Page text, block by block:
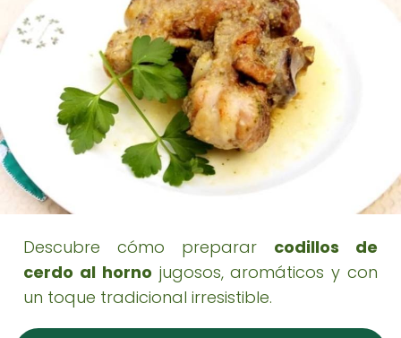
Descubre cómo preparar codillos de
cerdo al horno jugosos, aromáticos y con
un toque tradicional irresistible.